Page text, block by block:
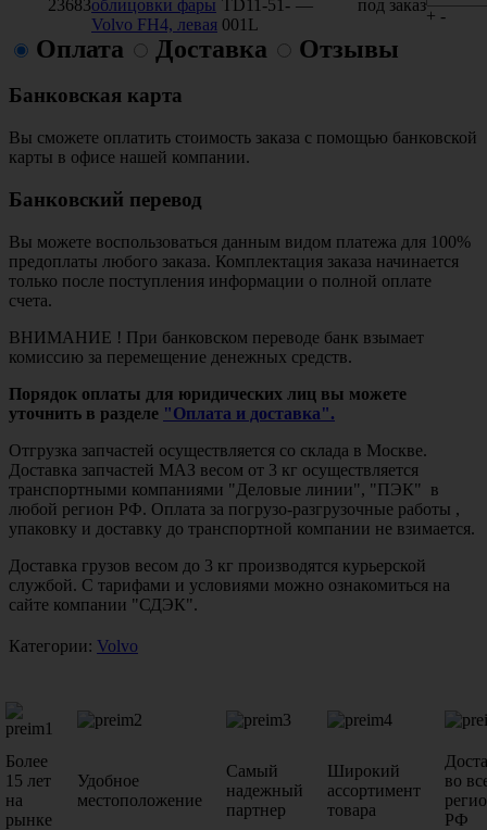
23683облицовки фары
Volvo FH4, левая
TD11-51-
001L
— под заказ
+ -
Оплата Доставка Отзывы
Банковская карта
Вы сможете оплатить стоимость заказа с помощью банковской
карты в офисе нашей компании.
Банковский перевод
Вы можете воспользоваться данным видом платежа для 100%
предоплаты любого заказа. Комплектация заказа начинается
только после поступления информации о полной оплате
счета.
ВНИМАНИЕ ! При банковском переводе банк взымает
комиссию за перемещение денежных средств.
Порядок оплаты для юридических лиц вы можете
уточнить в разделе "Оплата и доставка".
Отгрузка запчастей осуществляется со склада в Москве.
Доставка запчастей МАЗ весом от 3 кг осуществляется
транспортными компаниями "Деловые линии", "ПЭК" в
любой регион РФ. Оплата за погрузо-разгрузочные работы ,
упаковку и доставку до транспортной компании не взимается.
Доставка грузов весом до 3 кг производятся курьерской
службой. С тарифами и условиями можно ознакомиться на
сайте компании "СДЭК".
Категории: Volvo
Более
15 лет
на
рынке
Удобное
местоположение
Самый
надежный
партнер
Широкий
ассортимент
товара
во
РФ